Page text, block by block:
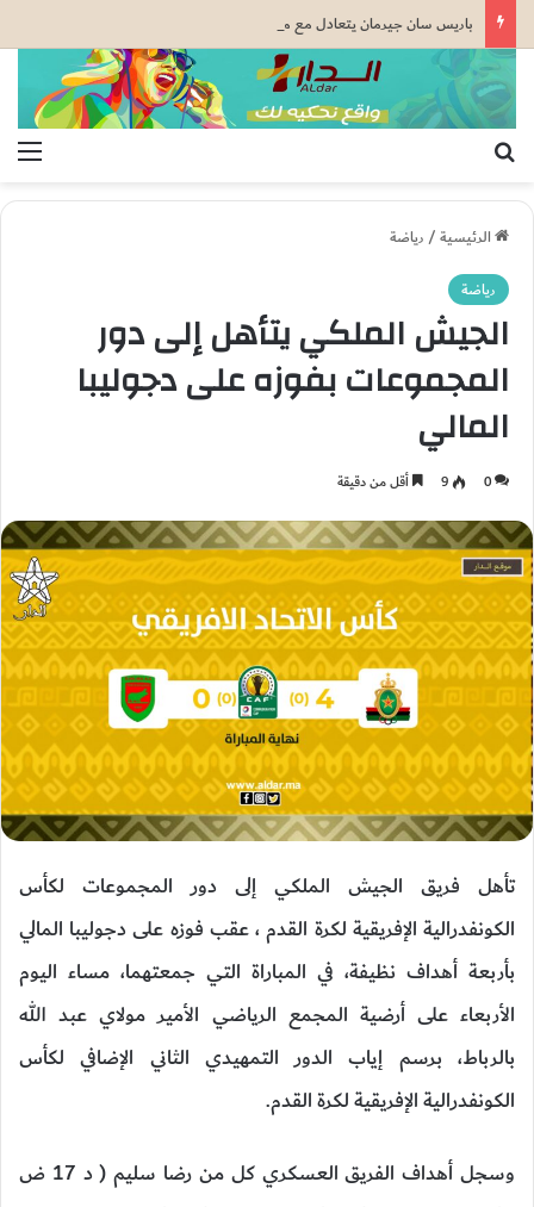
باريس سان جيرمان يتعادل مع مانشستر يونايتد قبل كأس السوبر الأوروبي
الرئيسية/رياضة
رياضة
الجيش الملكي يتأهل إلى دور
المجموعات بفوزه على دجوليبا
المالي
0
9 أقل من دقيقة
تأهل فريق الجيش الملكي إلى دور المجموعات لكأس
الكونفدرالية الإفريقية لكرة القدم ، عقب فوزه على دجوليبا المالي
بأربعة أهداف نظيفة، في المباراة التي جمعتهما، مساء اليوم
الأربعاء على أرضية المجمع الرياضي الأمير مولاي عبد الله
بالرباط، برسم إياب الدور التمهيدي الثاني الإضافي لكأس
الكونفدرالية الإفريقية لكرة القدم.
وسجل أهداف الفريق العسكري كل من رضا سليم ( د 17 ض